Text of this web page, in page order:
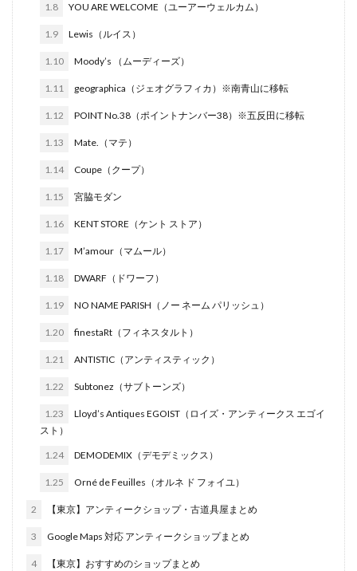
1.8 YOU ARE WELCOME（ユーアーウェルカム）
1.9 Lewis（ルイス）
1.10 Moody’s （ムーディーズ）
1.11 geographica（ジェオグラフィカ）※南青山に移転
1.12 POINT No.38（ポイントナンバー38）※五反田に移転
1.13 Mate.（マテ）
1.14 Coupe（クープ）
1.15 宮脇モダン
1.16 KENT STORE（ケント ストア）
1.17 M’amour（マムール）
1.18 DWARF（ドワーフ）
1.19 NO NAME PARISH（ノー ネーム パリッシュ）
1.20 finestaRt（フィネスタルト）
1.21 ANTISTIC（アンティスティック）
1.22 Subtonez（サブトーンズ）
1.23
Lloyd’s Antiques EGOIST（ロイズ・アンティークス エゴイ
スト）
1.24 DEMODEMIX（デモデミックス）
1.25 Orné de Feuilles（オルネ ド フォイユ）
2 【東京】アンティークショップ・古道具屋まとめ
3 Google Maps 対応 アンティークショップまとめ
4 【東京】おすすめのショップまとめ